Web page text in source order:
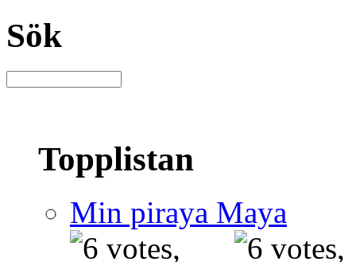
Sök
Topplistan
Min piraya Maya